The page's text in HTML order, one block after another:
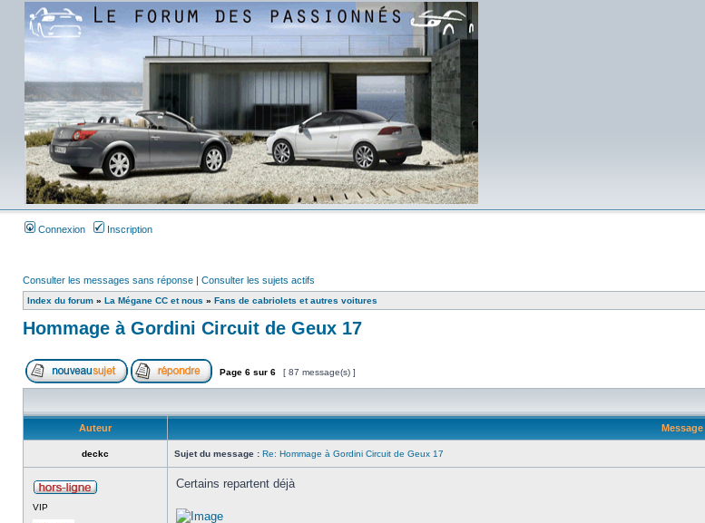
Connexion Inscription
Consulter les messages sans réponse | Consulter les sujets actifs
Index du forum » La Mégane CC et nous » Fans de cabriolets et autres voitures
Hommage à Gordini Circuit de Geux 17
Page 6 sur 6 [ 87 message(s) ]
Auteur Message
deckc Sujet du message : Re: Hommage à Gordini Circuit de Geux 17
VIP
Certains repartent déjà